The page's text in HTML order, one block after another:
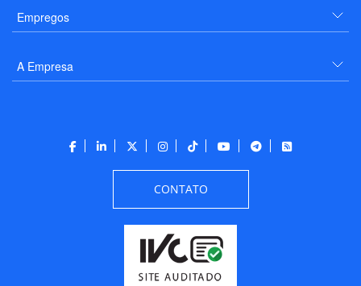
Empregos
A Empresa
CONTATO